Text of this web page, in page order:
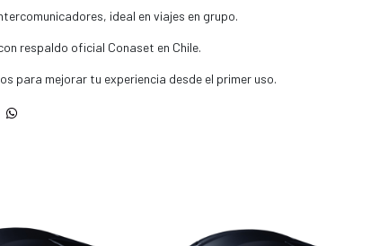
ideal en viajes en grupo.
respaldo oficial Conaset en Chile.
para mejorar tu experiencia desde el primer uso.